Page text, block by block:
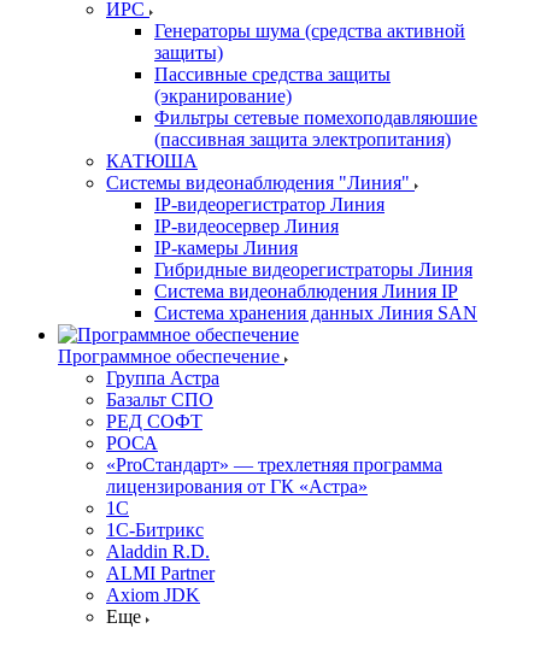
ИРС
Генераторы шума (средства активной
защиты)
Пассивные средства защиты
(экранирование)
Фильтры сетевые помехоподавляюшие
(пассивная защита электропитания)
КАТЮША
Системы видеонаблюдения "Линия"
IP-видеорегистратор Линия
IP-видеосервер Линия
IP-камеры Линия
Гибридные видеорегистраторы Линия
Система видеонаблюдения Линия IP
Система хранения данных Линия SAN
Программное обеспечение
Группа Астра
Базальт СПО
РЕД СОФТ
РОСА
«ProСтандарт» — трехлетняя программа
лицензирования от ГК «Астра»
1С
1С-Битрикc
Aladdin R.D.
ALMI Partner
Axiom JDK
Еще